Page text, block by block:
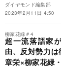
ダイヤモンド編集部
2023年2月11日 4:50
柳家花緑＃4
超一流落語家
由、反対勢力
章栄×柳家花緑